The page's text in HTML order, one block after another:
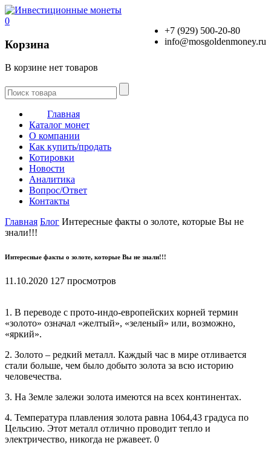
+7 (929) 500-20-80
info@mosgoldenmoney.ru
0
Корзина
В корзине нет товаров
Главная
Каталог монет
О компании
Как купить/продать
Котировки
Новости
Аналитика
Вопрос/Ответ
Контакты
Главная Блог Интересные факты о золоте, которые Вы не
знали!!!
Интересные факты о золоте, которые Вы не знали!!!
11.10.2020 127 просмотров
1. В переводе с прото-индо-европейских корней термин
«золото» означал «желтый», «зеленый» или, возможно,
«яркий».
2. Золото – редкий металл. Каждый час в мире отливается
стали больше, чем было добыто золота за всю историю
человечества.
3. На Земле залежи золота имеются на всех континентах.
4. Температура плавления золота равна 1064,43 градуса по
Цельсию. Этот металл отлично проводит тепло и
электричество, никогда не ржавеет. 0